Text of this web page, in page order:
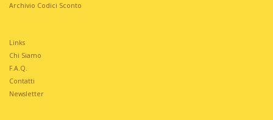
Archivio Codici Sconto
Links
Chi Siamo
F.A.Q.
Contatti
Newsletter